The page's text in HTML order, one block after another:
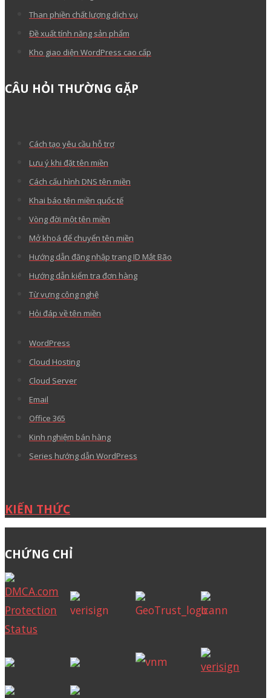
Than phiền chất lượng dịch vụ
Đề xuất tính năng sản phẩm
Kho giao diện WordPress cao cấp
CÂU HỎI THƯỜNG GẶP
Cách tạo yêu cầu hỗ trợ
Lưu ý khi đặt tên miền
Cách cấu hình DNS tên miền
Khai báo tên miền quốc tế
Vòng đời một tên miền
Mở khoá để chuyển tên miền
Hướng dẫn đăng nhập trang ID Mắt Bão
Hướng dẫn kiểm tra đơn hàng
Từ vựng công nghệ
Hỏi đáp về tên miền
WordPress
Cloud Hosting
Cloud Server
Email
Office 365
Kinh nghiệm bán hàng
Series hướng dẫn WordPress
KIẾN THỨC
CHỨNG CHỈ